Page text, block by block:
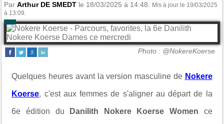
ParArthur DE SMEDT le 18/03/2025 à 14:48.
Mis à jour le 19/03/2025
à 13:09.
Photo : @NokereKoerse
Quelques heures avant la version masculine de Nokere
Koerse, c'est aux femmes de s'aligner au départ de la
6e édition du Danilith Nokere Koerse Women ce